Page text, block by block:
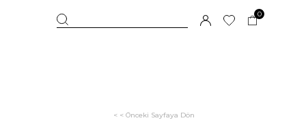
0
< < Önceki Sayfaya Dön